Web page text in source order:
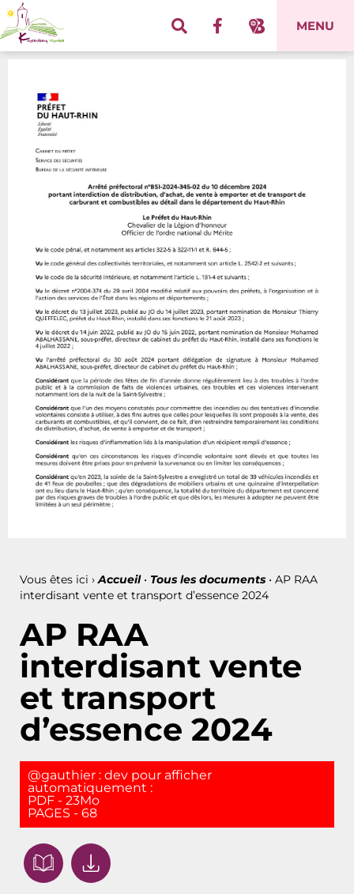
MENU
Vous êtes ici › Accueil• Tous les documents • AP RAA
interdisant vente et transport d’essence 2024
AP RAA
interdisant vente
et transport
d’essence 2024
@gauthier : dev pour afficher
automatiquement :
PDF - 23Mo
PAGES - 68
Panneau de gestion des cookies